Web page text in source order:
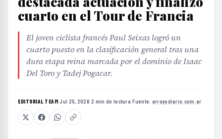
cuarto en el Tour de Francia
El joven ciclista francés Paul Seixas logró un
cuarto puesto en la clasificación general tras una
dura etapa reina marcada por el dominio de Isaac
Del Toro y Tadej Pogacar.
EDITORIAL TEAM·Jul 25, 2026·2 min de lectura·Fuente: arroyodiario.com.ar